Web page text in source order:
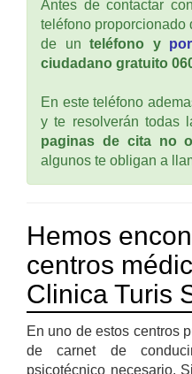
Antes de contactar con
teléfono proporcionado
de un teléfono y
ciudadano gratuito
En este teléfono
y te resolverán todas
paginas de cita no
algunos te obligan a
Hemos
centros
Clinica Turis
En uno de estos centros
de carnet de
psicotécnico necesario.